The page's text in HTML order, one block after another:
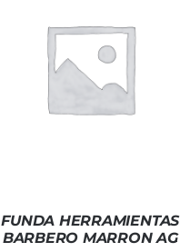
FUNDA HERRAMIENTAS
BARBERO MARRON AG